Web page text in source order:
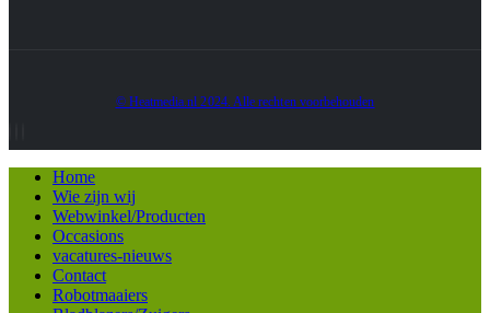
© Heatmedia.nl 2024. Alle rechten voorbehouden
Home
Wie zijn wij
Webwinkel/Producten
Occasions
vacatures-nieuws
Contact
Robotmaaiers